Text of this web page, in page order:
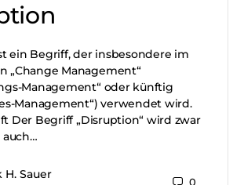
ein Begriff, der insbesondere im
„Change Management“
Management“ oder künftig
Management“) verwendet wird.
Der Begriff „Disruption“ wird zwar
H. Sauer
0